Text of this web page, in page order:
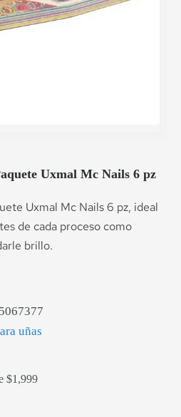
Uxmal Mc Nails 6 pz
Uxmal Mc Nails 6 pz, ideal
de cada proceso como
brillo.
uñas
$1,999